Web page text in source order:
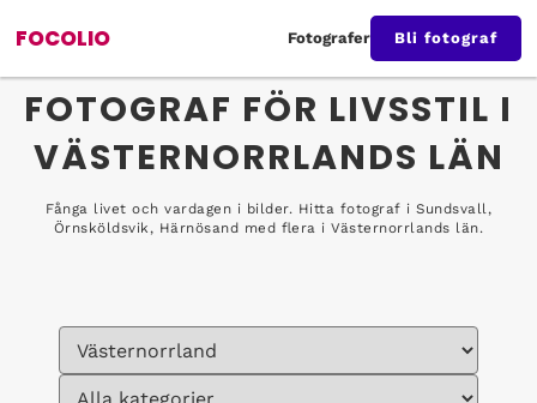
FOCOLIO Fotografer Bli fotograf
FOTOGRAF FÖR LIVSSTIL I
VÄSTERNORRLANDS LÄN
Fånga livet och vardagen i bilder. Hitta fotograf i Sundsvall,
Örnsköldsvik, Härnösand med flera i Västernorrlands län.